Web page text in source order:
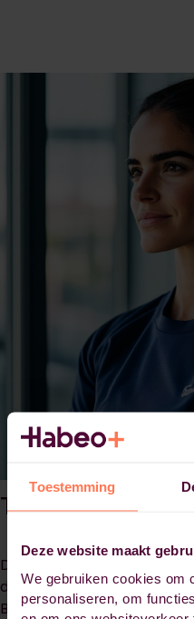
Toestemming
Deze website maakt
We gebruiken cookies om
personaliseren, om
Tijdsinvestering
De versnelde
doorlopen, allemaal met
Bij de 1,5-jarige variant